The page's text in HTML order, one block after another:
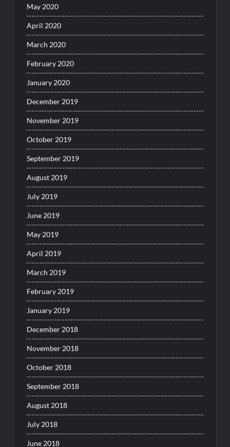
May 2020
April 2020
March 2020
February 2020
January 2020
December 2019
November 2019
October 2019
September 2019
August 2019
July 2019
June 2019
May 2019
April 2019
March 2019
February 2019
January 2019
December 2018
November 2018
October 2018
September 2018
August 2018
July 2018
June 2018